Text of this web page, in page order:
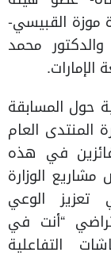
موزة القبيسي-
محمد
حول المسابقة
المنتدى العام
في هذه
الوزارة
الوعي
“أنت في
التفاعلية